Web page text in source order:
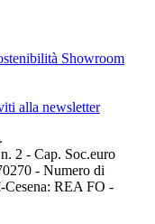
Showroom
alla newsletter
2 - Cap. Soc.euro
- Numero di
Cesena: REA FO -